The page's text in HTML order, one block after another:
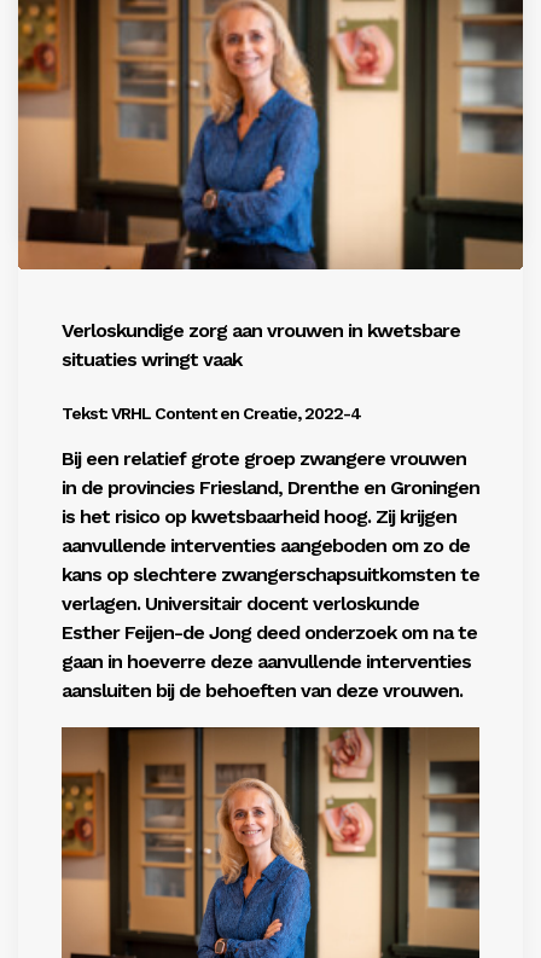
dát is het; alle ouders willen het beste voor hun
kind. Dat willen wij vanuit de JGZ ook’, vertelt
Melanie. ‘Soms is er een extra steuntje in de rug
by Beheerder
Verloskundige zorg aan vrouwen in kwetsbare
situaties wringt vaak
Tekst: VRHL Content en Creatie, 2022-4
Bij een relatief grote groep zwangere vrouwen
in de provincies Friesland, Drenthe en Groningen
is het risico op kwetsbaarheidhoog. Zij krijgen
aanvullende interventies aangeboden om zo de
kans op slechtere zwangerschapsuitkomsten te
verlagen. Universitair docent verloskunde
Esther Feijen-de Jong deed onderzoek om na te
gaan in hoeverre deze aanvullende interventies
aansluiten bij de behoeften van deze vrouwen.